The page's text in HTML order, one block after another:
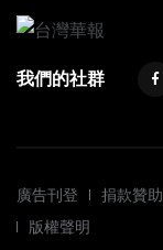
我們的社群
廣告刊登 捐款贊助
版權聲明